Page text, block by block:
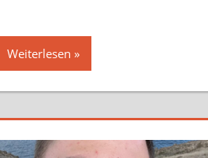
Weiterlesen